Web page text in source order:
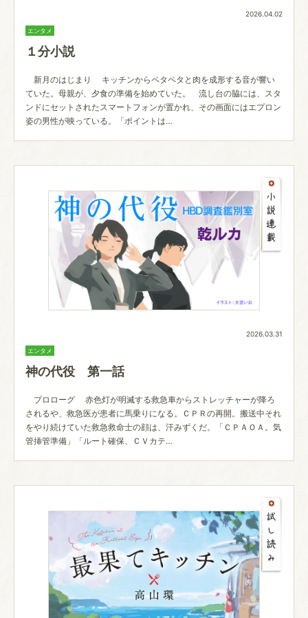
2026.04.02
エンタメ
１分小説
新月のはじまり キッチンからペタペタと肉を成形する音が響い
ていた。母親が、夕食の準備を始めていた。 流し台の脇には、スタ
ンドにセットされたスマートフォンが置かれ、その画面にはエプロン
姿の男性が映っている。「ポイントは…
2026.03.31
エンタメ
神の代役 第一話
プロローグ 赤色灯が明滅する救急車からストレッチャーが降ろ
されるや、救急医が患者に馬乗りになる。ＣＰＲの再開。搬送中それ
をやり続けていた救急救命士の顔は、汗みずくだ。「ＣＰＡＯＡ。気
管挿管準備」「ルート確保、ＣＶカテ…